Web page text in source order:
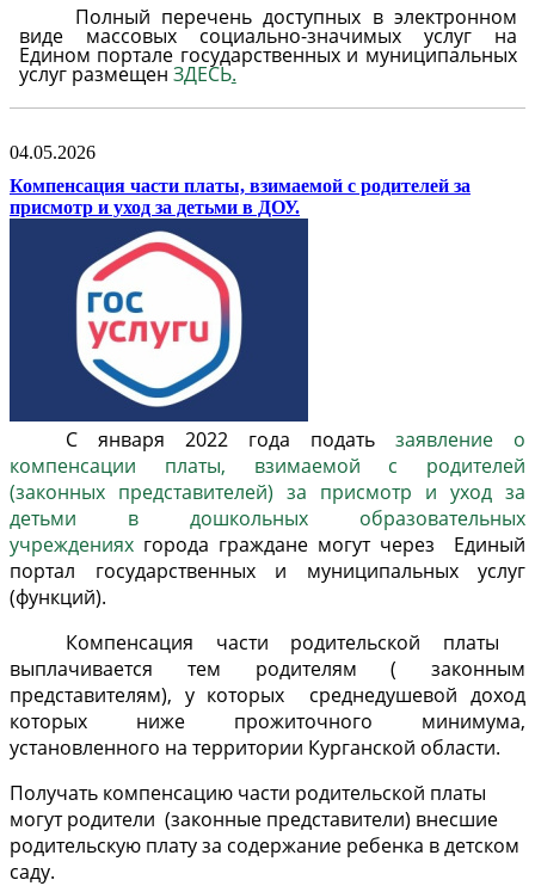
Полный перечень доступных в электронном
виде массовых социально-значимых услуг на
Едином портале государственных и муниципальных
услуг размещен ЗДЕСЬ.
04.05.2026
Компенсация части платы, взимаемой с родителей за
присмотр и уход за детьми в ДОУ.
С января 2022 года податьзаявление о
компенсации платы, взимаемой с родителей
(законных представителей) за присмотр и уход за
детьми в дошкольных образовательных
учреждениях города граждане могут через Единый
портал государственных и муниципальных услуг
(функций).
Компенсация части родительской платы
выплачивается тем родителям ( законным
представителям), у которых среднедушевой доход
которых ниже прожиточного минимума,
установленного на территории Курганской области.
Получать компенсацию части родительской платы
могут родители (законные представители) внесшие
родительскую плату за содержание ребенка в детском
саду.